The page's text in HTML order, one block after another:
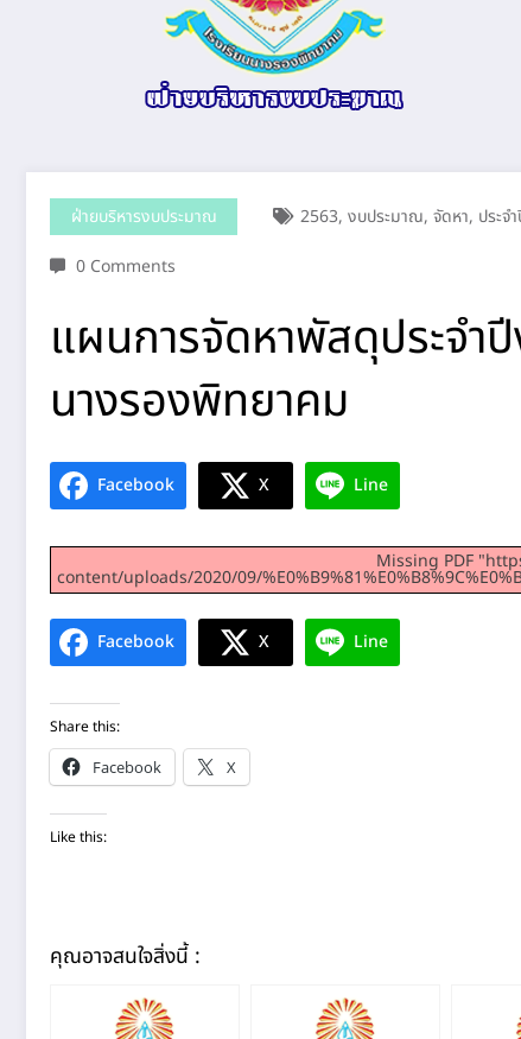
ฝ่ายบริหารงบประมาณ 2563, งบประมาณ, จัดหา, ประจํ
0 Comments
แผนการจัดหาพัสดุประจํา
นางรองพิทยาคม
Facebook X Line
Missing PDF
content/uploads/2020/09/
Facebook X Line
Share this:
Facebook
X
Like this:
คุณอาจสนใจสิ่งนี้ :